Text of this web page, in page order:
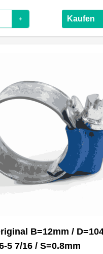
Kaufen
B=12mm /
5 7/16 / S=0.8mm